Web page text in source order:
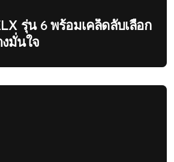
รุ่น 6 พร้อมเคล็ดลับเลือก
มั่นใจ